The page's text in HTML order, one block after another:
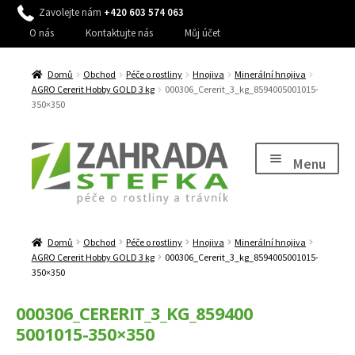
Zavolejte nám +420 603 574 063
O nás
Kontaktujte nás Můj účet
Domů Obchod Péče o rostliny Hnojiva
Minerální hnojiva
AGRO Cererit Hobby GOLD 3 kg
000306_Cererit_3_kg_8594005001015-
350×350
Přeskočit
na
navigaci
Přejít
k
obsahu
Menu
menu
Péče o trávník, stromy a keře
Zavlažování
Domů Obchod Péče o rostliny Hnojiva
Minerální hnojiva
AGRO Cererit Hobby GOLD 3 kg
000306_Cererit_3_kg_8594005001015-
350×350
000306_CERERIT_3_KG_859400
5001015-350×350